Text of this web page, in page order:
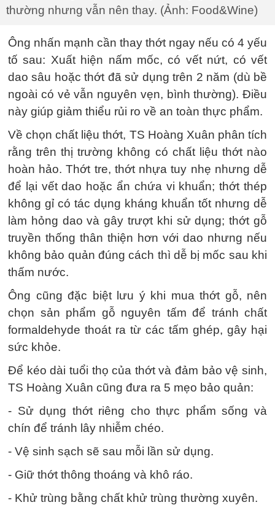
thường nhưng vẫn nên thay. (Ảnh: Food&Wine)
Ông nhấn mạnh cần thay thớt ngay nếu có 4 yếu
tố sau: Xuất hiện nấm mốc, có vết nứt, có vết
dao sâu hoặc thớt đã sử dụng trên 2 năm (dù bề
ngoài có vẻ vẫn nguyên vẹn, bình thường). Điều
này giúp giảm thiểu rủi ro về an toàn thực phẩm.
Về chọn chất liệu thớt, TS Hoàng Xuân phân tích
rằng trên thị trường không có chất liệu thớt nào
hoàn hảo. Thớt tre, thớt nhựa tuy nhẹ nhưng dễ
để lại vết dao hoặc ẩn chứa vi khuẩn; thớt thép
không gỉ có tác dụng kháng khuẩn tốt nhưng dễ
làm hỏng dao và gây trượt khi sử dụng; thớt gỗ
truyền thống thân thiện hơn với dao nhưng nếu
không bảo quản đúng cách thì dễ bị mốc sau khi
thấm nước.
Ông cũng đặc biệt lưu ý khi mua thớt gỗ, nên
chọn sản phẩm gỗ nguyên tấm để tránh chất
formaldehyde thoát ra từ các tấm ghép, gây hại
sức khỏe.
Để kéo dài tuổi thọ của thớt và đảm bảo vệ sinh,
TS Hoàng Xuân cũng đưa ra 5 mẹo bảo quản:
- Sử dụng thớt riêng cho thực phẩm sống và
chín để tránh lây nhiễm chéo.
- Vệ sinh sạch sẽ sau mỗi lần sử dụng.
- Giữ thớt thông thoáng và khô ráo.
- Khử trùng bằng chất khử trùng thường xuyên.